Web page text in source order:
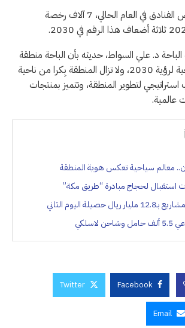
بينما وصل عدد رخص الفنادق في العام الحالي، 7 آلاف رخصة
د. علي السواط، حديثه بأن الباحة منطقة
رئيسية ووجهة سياحية لرؤية 2030، ولا تزال المنطقة بِكرا من ناحية
لتطوير المنطقة، وتتميز بمنتجات
عالمية.
معالم سياحية تعكس هوية المنطقة
لحجاج مبادرة “طريق مكة”
حصيلة اليوم الثاني
Facebook
Twitter
Email